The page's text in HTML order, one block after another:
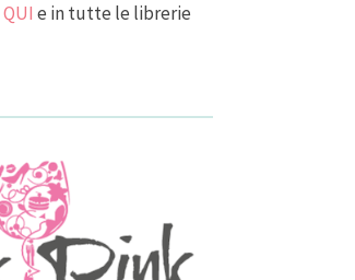
QUI e in tutte le librerie